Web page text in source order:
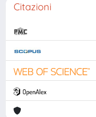
Citazioni